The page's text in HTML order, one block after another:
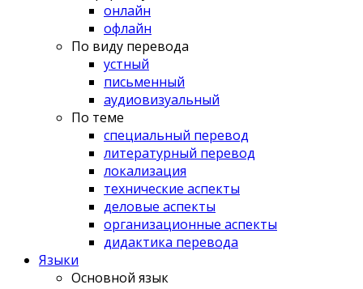
онлайн
офлайн
По виду перевода
устный
письменный
аудиовизуальный
По теме
специальный перевод
литературный перевод
локализация
технические аспекты
деловые аспекты
организационные аспекты
дидактика перевода
Языки
Основной язык